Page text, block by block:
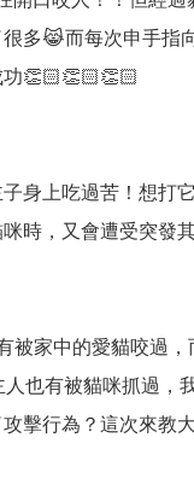
多😹而每次申手指
👏🏻👏🏻👏🏻
身上吃過苦！想打
時，又會遭受突發
被家中的愛貓咬過，
也有被貓咪抓過，
擊行為？這次來教